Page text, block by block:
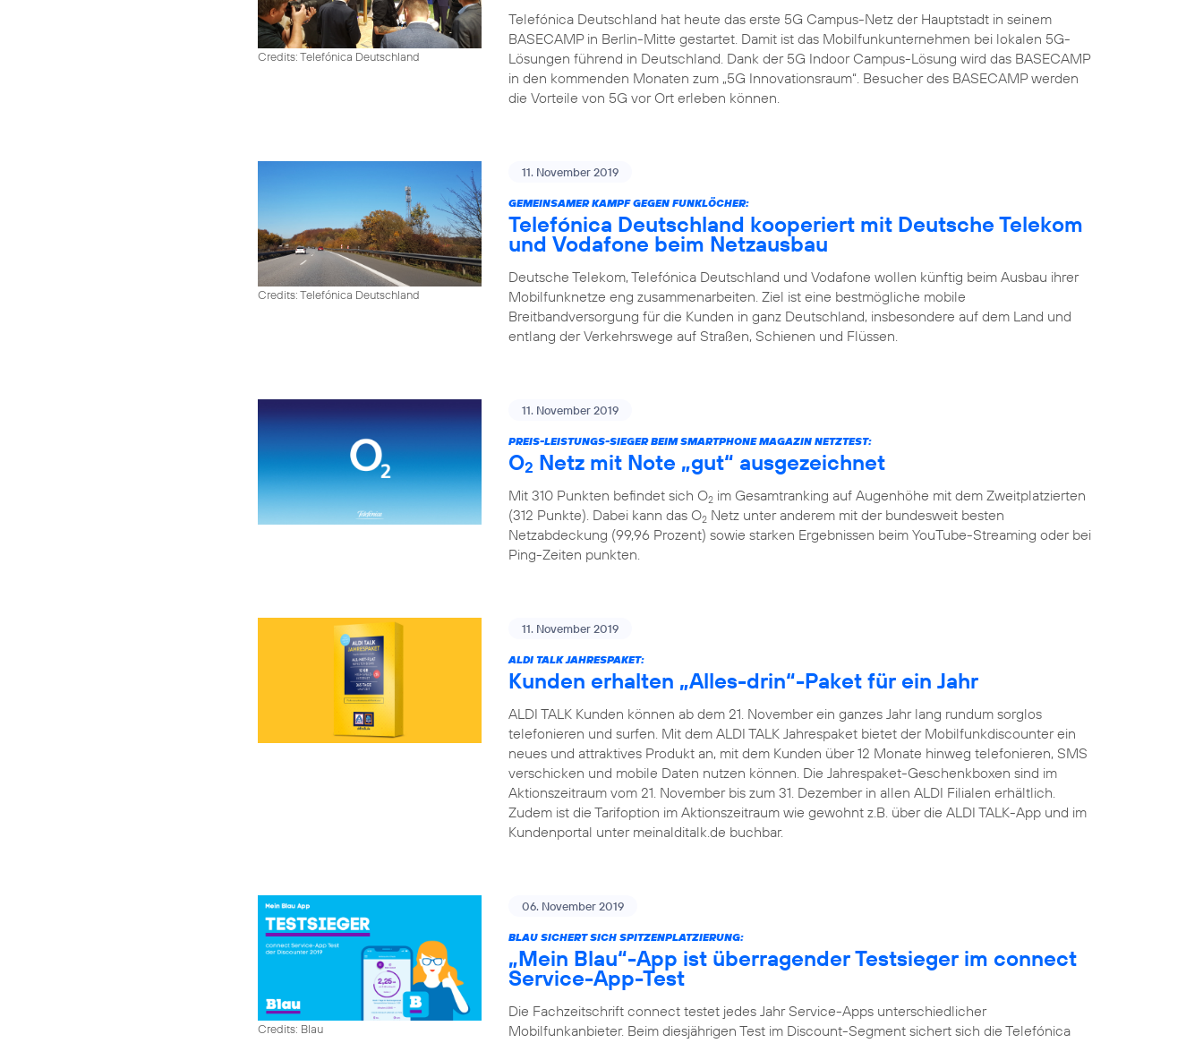
Credits: Telefónica Deutschland
Telefónica Deutschland hat heute das erste 5G Campus-Netz der Hauptstadt in seinem
BASECAMP in Berlin-Mitte gestartet. Damit ist das Mobilfunkunternehmen bei lokalen 5G-
Lösungen führend in Deutschland. Dank der 5G Indoor Campus-Lösung wird das BASECAMP
in den kommenden Monaten zum „5G Innovationsraum“. Besucher des BASECAMP werden
die Vorteile von 5G vor Ort erleben können.
Credits: Telefónica Deutschland
11. November 2019
GEMEINSAMER KAMPF GEGEN FUNKLÖCHER:
Telefónica Deutschland kooperiert mit Deutsche Telekom
und Vodafone beim Netzausbau
Deutsche Telekom, Telefónica Deutschland und Vodafone wollen künftig beim Ausbau ihrer
Mobilfunknetze eng zusammenarbeiten. Ziel ist eine bestmögliche mobile
Breitbandversorgung für die Kunden in ganz Deutschland, insbesondere auf dem Land und
entlang der Verkehrswege auf Straßen, Schienen und Flüssen.
11. November 2019
PREIS-LEISTUNGS-SIEGER BEIM SMARTPHONE MAGAZIN NETZTEST:
O2 Netz mit Note „gut“ ausgezeichnet
Mit 310 Punkten befindet sich O2 im Gesamtranking auf Augenhöhe mit dem Zweitplatzierten
(312 Punkte). Dabei kann das O2 Netz unter anderem mit der bundesweit besten
Netzabdeckung (99,96 Prozent) sowie starken Ergebnissen beim YouTube-Streaming oder bei
Ping-Zeiten punkten.
11. November 2019
ALDI TALK JAHRESPAKET:
Kunden erhalten „Alles-drin“-Paket für ein Jahr
ALDI TALK Kunden können ab dem 21. November ein ganzes Jahr lang rundum sorglos
telefonieren und surfen. Mit dem ALDI TALK Jahrespaket bietet der Mobilfunkdiscounter ein
neues und attraktives Produkt an, mit dem Kunden über 12 Monate hinweg telefonieren, SMS
verschicken und mobile Daten nutzen können. Die Jahrespaket-Geschenkboxen sind im
Aktionszeitraum vom 21. November bis zum 31. Dezember in allen ALDI Filialen erhältlich.
Zudem ist die Tarifoption im Aktionszeitraum wie gewohnt z.B. über die ALDI TALK-App und im
Kundenportal unter meinalditalk.de buchbar.
Credits: Blau
06. November 2019
BLAU SICHERT SICH SPITZENPLATZIERUNG:
„Mein Blau“-App ist überragender Testsieger im connect
Service-App-Test
Die Fachzeitschrift connect testet jedes Jahr Service-Apps unterschiedlicher
Mobilfunkanbieter. Beim diesjährigen Test im Discount-Segment sichert sich die Telefónica